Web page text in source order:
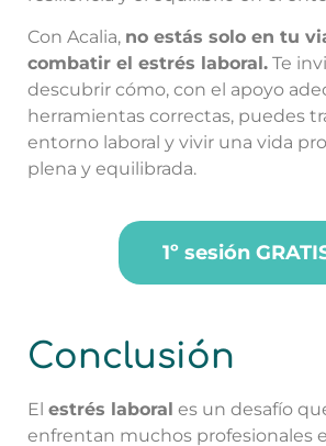
Con Acalia, no estás solo en tu
combatir el estrés laboral. Te
descubrir cómo, con el apoyo
herramientas correctas, puedes
entorno laboral y vivir una vida
plena y equilibrada.
1º sesión
Conclusión
El estrés laboral es un desafío
enfrentan muchos profesionales